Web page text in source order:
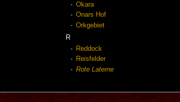
Okara
Onars Hof
Orkgebiet
R
Reddock
Reisfelder
Rote Laterne